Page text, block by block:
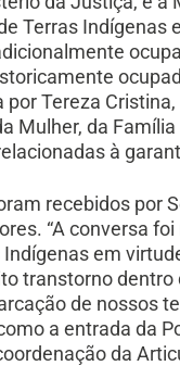
Terras Indígenas
Tereza
Mulher, da
à
recebidos por
“A conversa
em
transtorno
de nossos
a entrada da
da